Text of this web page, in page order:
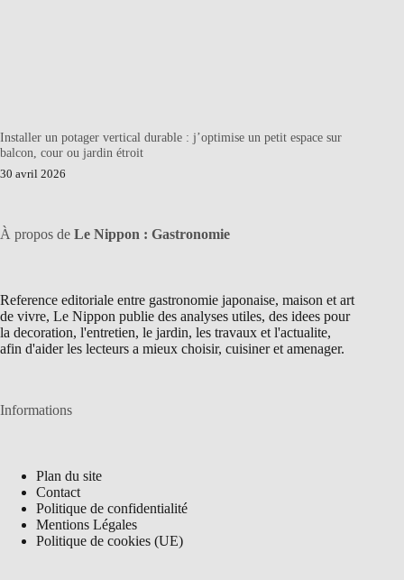
Installer un potager vertical durable : j’optimise un petit espace sur
balcon, cour ou jardin étroit
30 avril 2026
À propos de Le Nippon : Gastronomie
Reference editoriale entre gastronomie japonaise, maison et art
de vivre, Le Nippon publie des analyses utiles, des idees pour
la decoration, l'entretien, le jardin, les travaux et l'actualite,
afin d'aider les lecteurs a mieux choisir, cuisiner et amenager.
Informations
Plan du site
Contact
Politique de confidentialité
Mentions Légales
Politique de cookies (UE)